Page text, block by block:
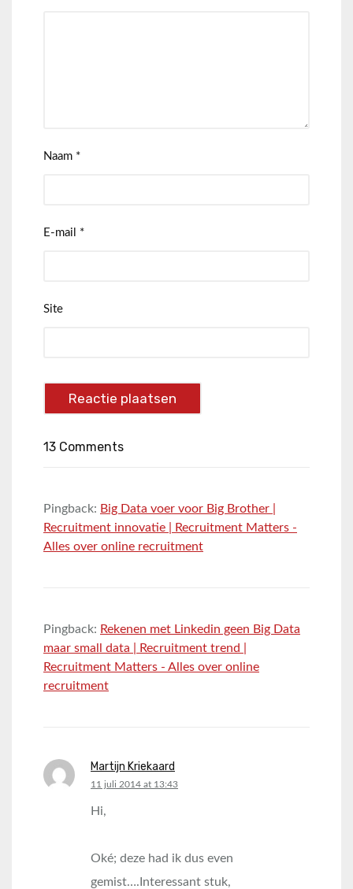
Naam *
E-mail *
Site
13 Comments
Pingback: Big Data voer voor Big Brother |
Recruitment innovatie | Recruitment Matters -
Alles over online recruitment
Pingback: Rekenen met Linkedin geen Big Data
maar small data | Recruitment trend |
Recruitment Matters - Alles over online
recruitment
Martijn Kriekaard
says:
11 juli 2014 at 13:43
Hi,
Oké; deze had ik dus even
gemist….Interessant stuk,